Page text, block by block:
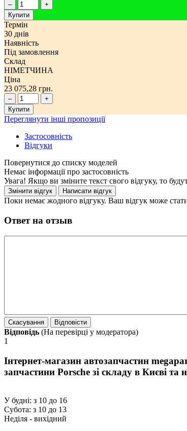
–
+
Купити
Термін
30 днів
Наявність
Під замовлення
Склад
НІМЕТЧИНА
Ціна
23 075,28 грн.
–
+
Купити
Переглянути інші пропозиції
Застосовність
Відгуки
Немає інформації про застосовність
Увага! Якщо ви зміните текст свого відгуку, то
Поки немає жодного відгуку. Ваш відгук може
Ответ на отзыв
Відповідь (На перевірці у модератора)
1
Інтернет-магазин автозапчастин
запчастини Porsche зі складу в Києві
У будні: з 10 до 16
Субота: з 10 до 13
Неділя - вихідний